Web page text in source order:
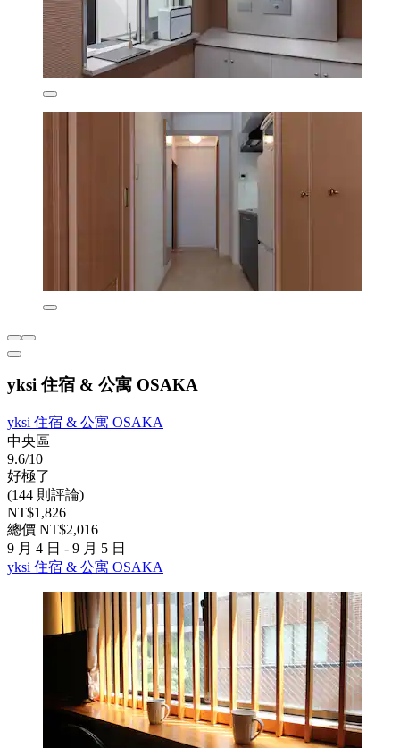
yksi 住宿 & 公寓 OSAKA
yksi 住宿 & 公寓 OSAKA
中央區
9.6/10
好極了
(144 則評論)
NT$1,826
總價 NT$2,016
9 月 4 日 - 9 月 5 日
yksi 住宿 & 公寓 OSAKA